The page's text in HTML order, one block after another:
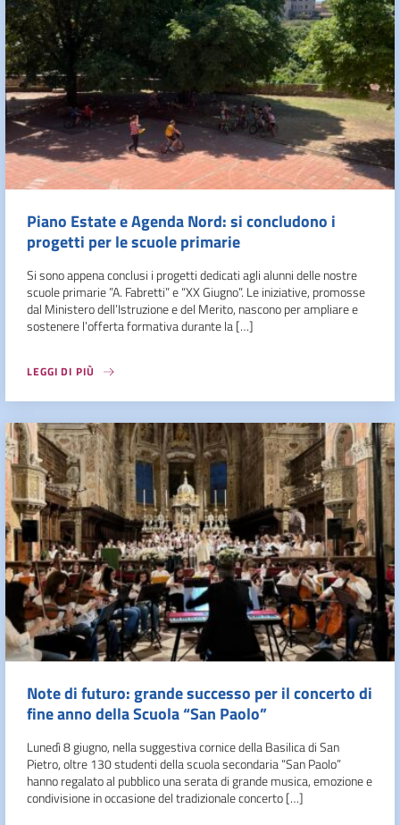
Piano Estate e Agenda Nord: si concludono i
progetti per le scuole primarie
Si sono appena conclusi i progetti dedicati agli alunni delle nostre
scuole primarie ”A. Fabretti” e “XX Giugno”. Le iniziative, promosse
dal Ministero dell’Istruzione e del Merito, nascono per ampliare e
sostenere l’offerta formativa durante la […]
LEGGI DI PIÙ
Note di futuro: grande successo per il concerto di
fine anno della Scuola “San Paolo”
Lunedì 8 giugno, nella suggestiva cornice della Basilica di San
Pietro, oltre 130 studenti della scuola secondaria “San Paolo”
hanno regalato al pubblico una serata di grande musica, emozione e
condivisione in occasione del tradizionale concerto […]